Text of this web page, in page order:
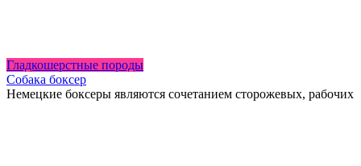
Гладкошерстные породы
Собака боксер
Немецкие боксеры являются сочетанием сторожевых, рабочих